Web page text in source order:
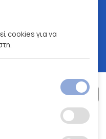
Α.Ε.
cookies για να